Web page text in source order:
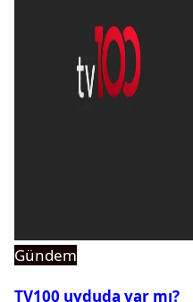
Gündem
TV100 uyduda var mı?